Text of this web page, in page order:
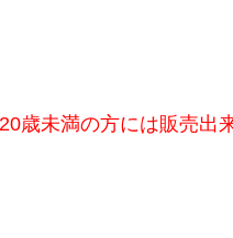
歳未満の方には販売出